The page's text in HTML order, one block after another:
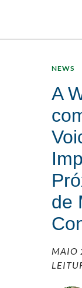
NEWS
A
de
MAIO